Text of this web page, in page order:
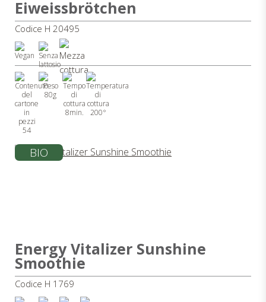
Eiweissbrötchen
Codice H 20495
54
80g
8min.
200°
BIO
Energy Vitalizer Sunshine
Smoothie
Codice H 1769